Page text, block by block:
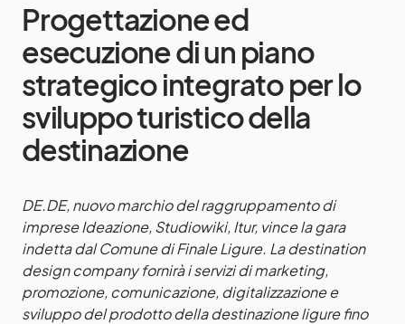
Progettazione ed
esecuzione di un piano
strategico integrato per lo
sviluppo turistico della
destinazione
DE.DE, nuovo marchio del raggruppamento di
imprese Ideazione, Studiowiki, Itur, vince la gara
indetta dal Comune di Finale Ligure. La destination
design company fornirà i servizi di marketing,
promozione, comunicazione, digitalizzazione e
sviluppo del prodotto della destinazione ligure fino